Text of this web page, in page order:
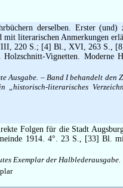
derselben. Erster (und)
mit literarischen Anmerkungen
220 S.; [4] Bl., XVI, 263 S.,
Vignetten. Moderne
Ausgabe. – Band I behandelt den
literarisches
Folgen für die Stadt
1914. 4°. 23 S., [33] Bl.
Exemplar der Halblederausgabe.